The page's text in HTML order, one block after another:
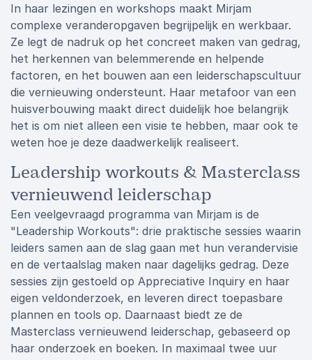
In haar lezingen en workshops maakt Mirjam
complexe veranderopgaven begrijpelijk en werkbaar.
Ze legt de nadruk op het concreet maken van gedrag,
het herkennen van belemmerende en helpende
factoren, en het bouwen aan een leiderschapscultuur
die vernieuwing ondersteunt. Haar metafoor van een
huisverbouwing maakt direct duidelijk hoe belangrijk
het is om niet alleen een visie te hebben, maar ook te
weten hoe je deze daadwerkelijk realiseert.
Leadership workouts & Masterclass
vernieuwend leiderschap
Een veelgevraagd programma van Mirjam is de
"Leadership Workouts": drie praktische sessies waarin
leiders samen aan de slag gaan met hun verandervisie
en de vertaalslag maken naar dagelijks gedrag. Deze
sessies zijn gestoeld op Appreciative Inquiry en haar
eigen veldonderzoek, en leveren direct toepasbare
plannen en tools op. Daarnaast biedt ze de
Masterclass vernieuwend leiderschap, gebaseerd op
haar onderzoek en boeken. In maximaal twee uur